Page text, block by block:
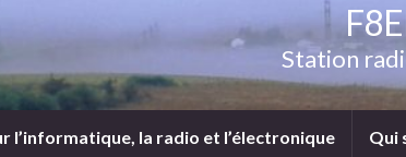
Station
l’informatique, la radio et l’électronique Qui